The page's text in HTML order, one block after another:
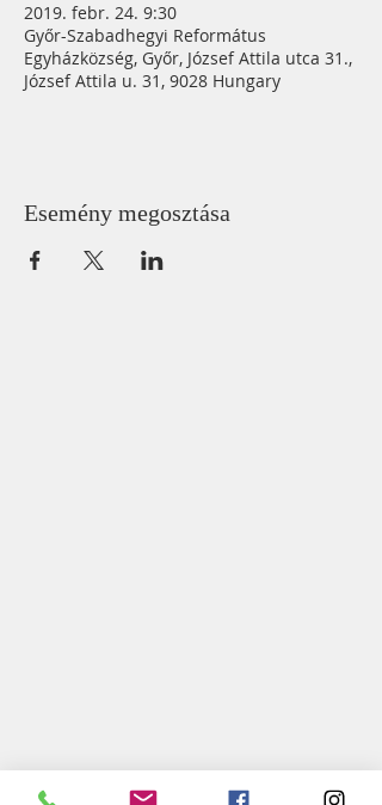
2019. febr. 24. 9:30
Győr-Szabadhegyi Református
Egyházközség, Győr, József Attila utca 31.,
József Attila u. 31, 9028 Hungary
Esemény megosztása